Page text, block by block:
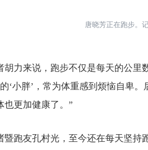
唐晓芳正在跑步。记
来说，跑步不仅是每天的公里
‘小胖’，常为体重感到烦恼自卑
也更加健康了。”
友孔村光，至今还在每天坚持